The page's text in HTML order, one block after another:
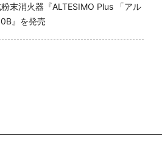
末消火器『ALTESIMO Plus 「アル
』を発売